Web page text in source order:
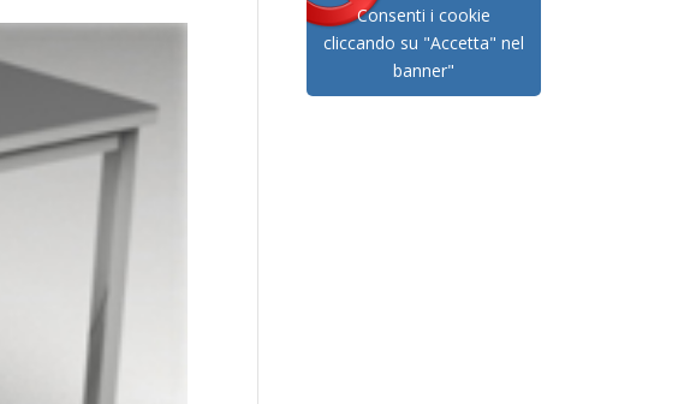
Consenti i cookie
cliccando su "Accetta" nel
banner"